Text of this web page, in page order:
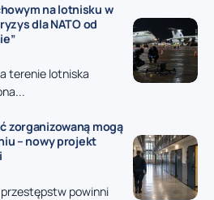
na lotnisku w
dla NATO od
terenie lotniska
zorganizowaną mogą
– nowy projekt
powinni